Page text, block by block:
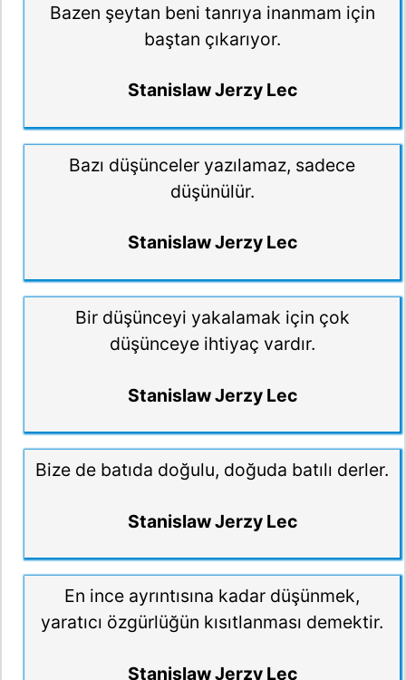
Bazen şeytan beni tanrıya inanmam için
baştan çıkarıyor.
Stanislaw Jerzy Lec
Bazı düşünceler yazılamaz, sadece
düşünülür.
Stanislaw Jerzy Lec
Bir düşünceyi yakalamak için çok
düşünceye ihtiyaç vardır.
Stanislaw Jerzy Lec
Bize de batıda doğulu, doğuda batılı derler.
Stanislaw Jerzy Lec
En ince ayrıntısına kadar düşünmek,
yaratıcı özgürlüğün kısıtlanması demektir.
Stanislaw Jerzy Lec